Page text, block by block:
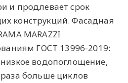
и продлевает срок
конструкций. Фасадная
MARAZZI
ГОСТ 13996-2019:
водопоглощение,
больше циклов